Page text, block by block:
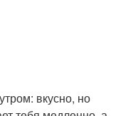
вкусно, но